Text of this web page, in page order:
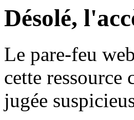
Désolé,
Le pare-feu
cette ressource
jugée